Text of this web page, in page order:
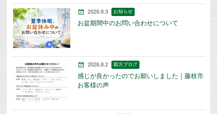
2026.8.3 お知らせ
お盆期間中のお問い合わせについて
2026.8.2 親方ブログ
感じが良かったのでお願いしました｜藤枝市
お客様の声